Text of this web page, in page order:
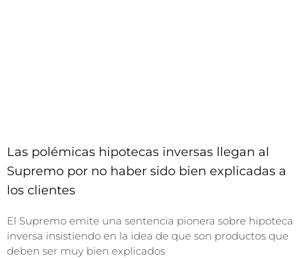
Las polémicas hipotecas inversas llegan al
Supremo por no haber sido bien explicadas a
los clientes
El Supremo emite una sentencia pionera sobre hipoteca
inversa insistiendo en la idea de que son productos que
deben ser muy bien explicados